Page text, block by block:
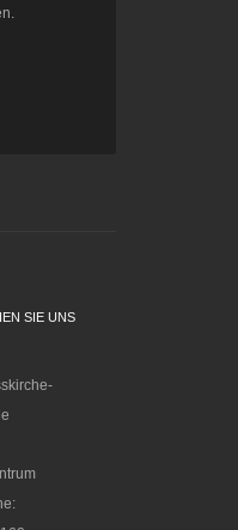
SIE UNS